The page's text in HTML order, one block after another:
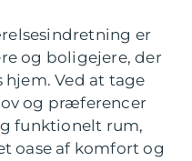
er
og boligejere, der
hjem. Ved at tage
og præferencer
funktionelt rum,
oase af komfort og